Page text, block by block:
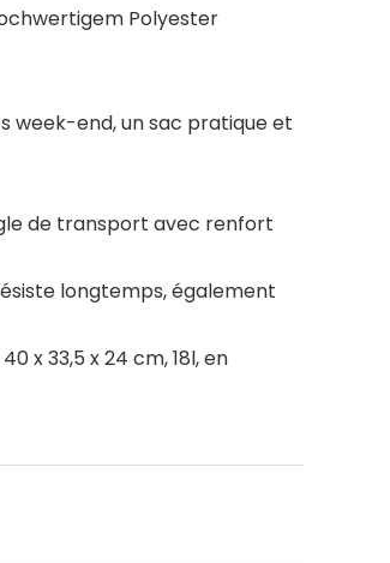
Polyester
week-end, un sac pratique et
de transport avec renfort
longtemps, également
x 33,5 x 24 cm, 18l, en